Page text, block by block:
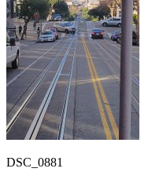
DSC_0881